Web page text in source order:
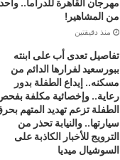
مهرجان القاهرة للدراما..
من المشاهير!
منذ دقيقتين
تفاصيل تعدى أب على ابنته
ببورسعيد لفرارها الدائم من
مسكنه.. إيداع الطفلة بدور
رعاية.. وإخصائية مكلفة
الطفلة تزعم تهديد المتهم
سيارتها.. والنيابة تحذر من
الترويج للأخبار الكاذبة على
السوشيال ميديا